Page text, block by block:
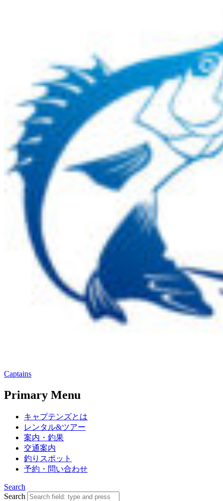
Captains
Primary Menu
キャプテンズとは
レンタル&ツアー
案内・釣果
交通案内
釣りスポット
予約・問い合わせ
Search
Search